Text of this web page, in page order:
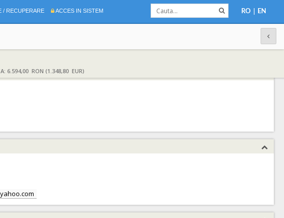
/ RECUPERARE ACCES IN SISTEM RO | EN
6.594,00 RON (1.348,80 EUR)